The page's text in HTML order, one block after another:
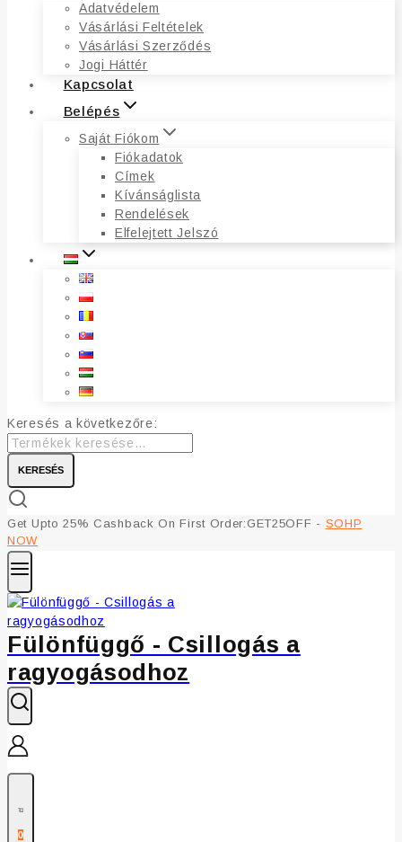
Adatvédelem
Vásárlási Feltételek
Vásárlási Szerződés
Jogi Háttér
Kapcsolat
Belépés
Saját Fiókom
Fiókadatok
Címek
Kívánságlista
Rendelések
Elfelejtett Jelszó
Keresés a következőre:
KERESÉS
Get Upto 25% Cashback On First Order:GET25OFF - SOHP
NOW
Fülönfüggő - Csillogás a
ragyogásodhoz
0